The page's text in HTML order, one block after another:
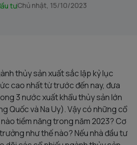
tưChủ nhật, 15/10/2023
thủy sản xuất sắc lập kỷ lục
cao nhất từ trước đến nay, đưa
3 nước xuất khẩu thủy sản lớn
Quốc và Na Uy). Vậy có những cổ
tiềm năng trong năm 2023? Cơ
như thế nào? Nếu nhà đầu tư